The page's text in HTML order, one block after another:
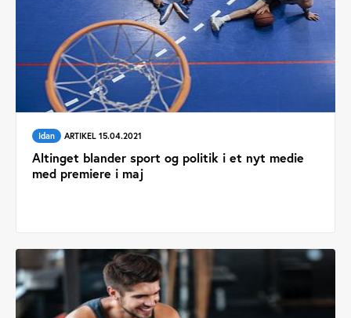
Idan ARTIKEL 15.04.2021
Altinget blander sport og politik i et nyt medie
med premiere i maj